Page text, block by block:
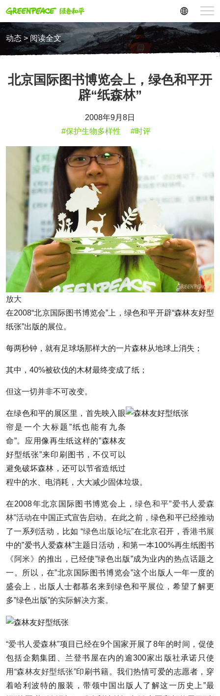
动态 > 阅读全文
北京国际图书博览会上，绿色和平开
辟“纸森林”
2008年9月8日
#保护生物多样性
#时评
放大
在2008“北京国际图书博览会”上，绿色和平开辟“森林友好型
纸张”出版的展位。
每两秒钟，就有足球场那样大的一片森林从地球上消失；
其中，40%被砍伐的木材最终变成了纸；
但这一切并非不可改变。
在绿色和平的展区里，首先映入眼
帘是一个大标题”纸也能有九条
命”。应用像再生纸这样的”森林友
好型纸张”来印刷图书，不仅可以
避免破坏森林，还可以节省造纸过
程中的水、电消耗，大大减少固体垃圾。
在2008年北京国际图书博览会上， 绿色和平”爱书人爱森
林”活动在中国正式宣告启动。在此之前，绿色和平已经推动
了一系列活动，比如 “绿色出版论坛”在北京召开， 香港书展
中的”爱书人爱森林”主题日活动，和第一本100%再生纸图书
《阿米》 的推出，已经使”绿色出版”成为业内的热点话题之
一。所以，在”北京国际图书博览会”这个出版人一年一度的
盛会上，出版人士都慕名来到绿色和平展位，希望了解更
多”绿色出版”的实际解决方案。
“爱书人爱森林”项目已经在9个国家开展了8年的时间，促使
包括企鹅集团、兰登书屋在内的逾300家出版社承诺只使
用 “森林友好型纸张”印刷书籍。我们热情可爱的志愿者，穿
着哈利波特的服装，带领中国出版人了解这一历史上”最